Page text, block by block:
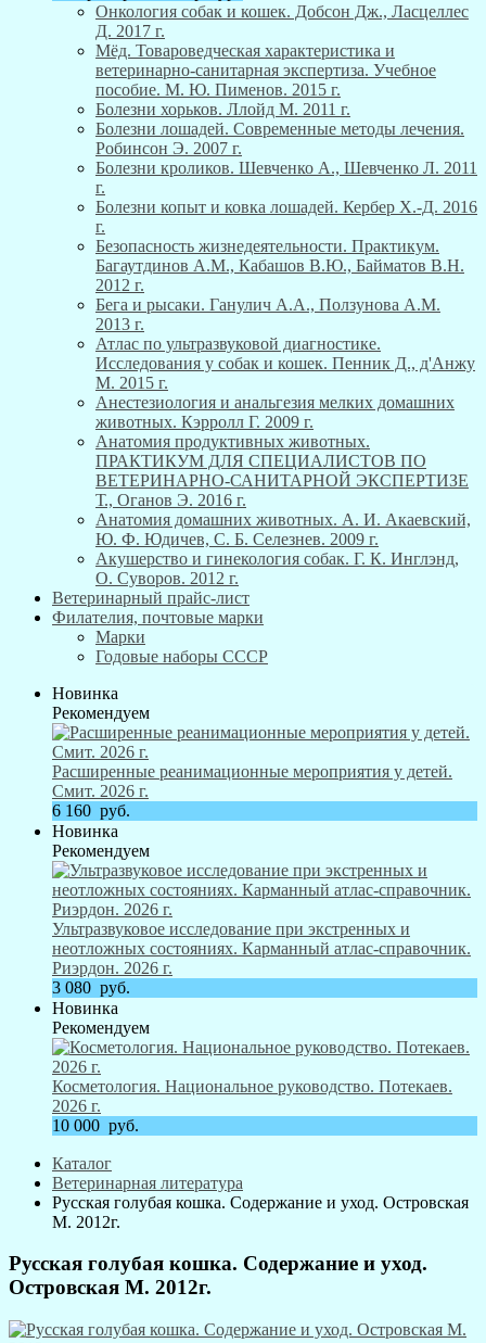
Онкология собак и кошек. Добсон Дж., Ласцеллес
Д. 2017 г.
Мёд. Товароведческая характеристика и
ветеринарно-санитарная экспертиза. Учебное
пособие. М. Ю. Пименов. 2015 г.
Болезни хорьков. Ллойд М. 2011 г.
Болезни лошадей. Современные методы лечения.
Робинсон Э. 2007 г.
Болезни кроликов. Шевченко А., Шевченко Л. 2011
г.
Болезни копыт и ковка лошадей. Кербер Х.-Д. 2016
г.
Безопасность жизнедеятельности. Практикум.
Багаутдинов А.М., Кабашов В.Ю., Байматов В.Н.
2012 г.
Бега и рысаки. Ганулич А.А., Ползунова А.М.
2013 г.
Атлас по ультразвуковой диагностике.
Исследования у собак и кошек. Пенник Д., д'Анжу
М. 2015 г.
Анестезиология и анальгезия мелких домашних
животных. Кэрролл Г. 2009 г.
Анатомия продуктивных животных.
ПРАКТИКУМ ДЛЯ СПЕЦИАЛИСТОВ ПО
ВЕТЕРИНАРНО-САНИТАРНОЙ ЭКСПЕРТИЗЕ
Т., Оганов Э. 2016 г.
Анатомия домашних животных. А. И. Акаевский,
Ю. Ф. Юдичев, С. Б. Селезнев. 2009 г.
Акушерство и гинекология собак. Г. К. Инглэнд,
О. Суворов. 2012 г.
Ветеринарный прайс-лист
Филателия, почтовые марки
Марки
Годовые наборы СССР
Новинка
Рекомендуем
Расширенные реанимационные мероприятия у детей.
Смит. 2026 г.
6 160 руб.
Новинка
Рекомендуем
Ультразвуковое исследование при экстренных и
неотложных состояниях. Карманный атлас-справочник.
Риэрдон. 2026 г.
3 080 руб.
Новинка
Рекомендуем
Косметология. Национальное руководство. Потекаев.
2026 г.
10 000 руб.
Каталог
Ветеринарная литература
Русская голубая кошка. Содержание и уход. Островская
М. 2012г.
Русская голубая кошка. Содержание и уход.
Островская М. 2012г.